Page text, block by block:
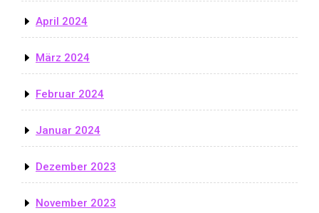
April 2024
März 2024
Februar 2024
Januar 2024
Dezember 2023
November 2023